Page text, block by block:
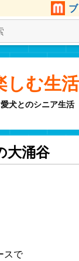
しむ生活
犬とのシニア生活
大涌谷
スで